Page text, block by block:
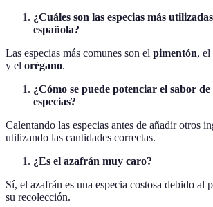
¿Cuáles son las especias más
española?
Las especias más comunes son el pimentón, el
y el orégano.
¿Cómo se puede potenciar el sabor
especias?
Calentando las especias antes de añadir otros
utilizando las cantidades correctas.
¿Es el azafrán muy caro?
Sí, el azafrán es una especia costosa debido al
su recolección.